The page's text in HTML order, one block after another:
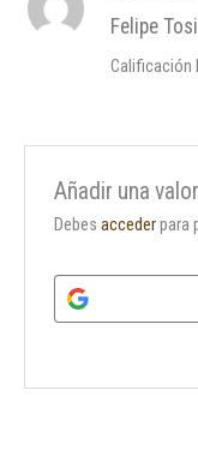
5de 5
Felipe Tosi
Calificación
Añadir una
Debesaccederpara